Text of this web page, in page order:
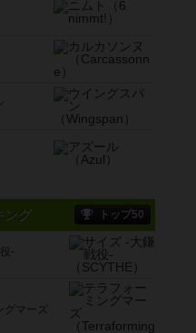
ング トップ50
-
グマーズ